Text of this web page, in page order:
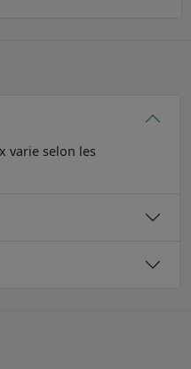
varie selon les